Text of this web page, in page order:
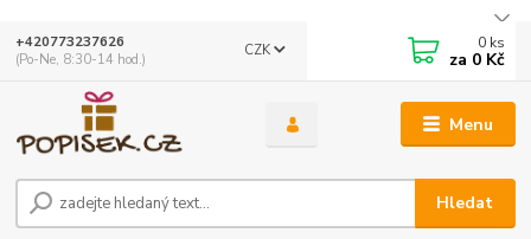
Menu
CZK
Hledat
+420773237626
(Po-Ne, 8:30-14 hod.)
0 ks
za 0 Kč